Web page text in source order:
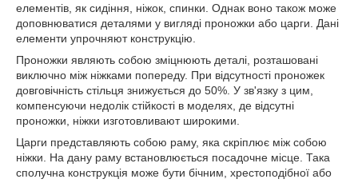
елементів, як сидіння, ніжок, спинки. Однак воно також може
доповнюватися деталями у вигляді проножки або царги. Дані
елементи упрочняют конструкцію.
Проножки являють собою зміцнюють деталі, розташовані
виключно між ніжками попереду. При відсутності проножек
довговічність стільця знижується до 50%. У зв'язку з цим,
компенсуючи недолік стійкості в моделях, де відсутні
проножки, ніжки изготовливают широкими.
Царги представляють собою раму, яка скріплює між собою
ніжки. На дану раму встановлюється посадочне місце. Така
сполучна конструкція може бути бічним, хрестоподібної або